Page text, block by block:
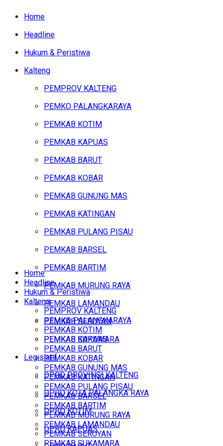
Home
Headline
Hukum & Peristiwa
Kalteng
PEMPROV KALTENG
PEMKO PALANGKARAYA
PEMKAB KOTIM
PEMKAB KAPUAS
PEMKAB BARUT
PEMKAB KOBAR
PEMKAB GUNUNG MAS
PEMKAB KATINGAN
PEMKAB PULANG PISAU
PEMKAB BARSEL
PEMKAB BARTIM
PEMKAB MURUNG RAYA
PEMKAB LAMANDAU
PEMKAB SERUYAN
PEMKAB SUKAMARA
Legislatif
DPRD PROVINSI KALTENG
DPRD KOTA PALANGKA RAYA
DPRD KOTIM
DPRD KAPUAS
Home
Headline
Hukum & Peristiwa
Kalteng
PEMPROV KALTENG
PEMKO PALANGKARAYA
PEMKAB KOTIM
PEMKAB KAPUAS
PEMKAB BARUT
PEMKAB KOBAR
PEMKAB GUNUNG MAS
PEMKAB KATINGAN
PEMKAB PULANG PISAU
PEMKAB BARSEL
PEMKAB BARTIM
PEMKAB MURUNG RAYA
PEMKAB LAMANDAU
PEMKAB SERUYAN
PEMKAB SUKAMARA